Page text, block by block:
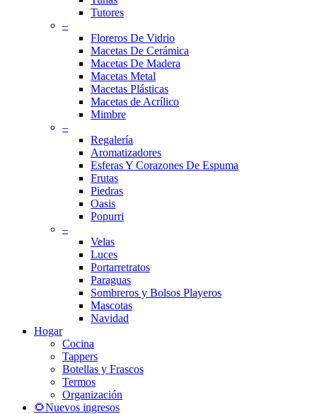
Tutores
–
Floreros De Vidrio
Macetas De Cerámica
Macetas De Madera
Macetas Metal
Macetas Plásticas
Macetas de Acrílico
Mimbre
–
Regalería
Aromatizadores
Esferas Y Corazones De Espuma
Frutas
Piedras
Oasis
Popurri
–
Velas
Luces
Portarretratos
Paraguas
Sombreros y Bolsos Playeros
Mascotas
Navidad
Hogar
Cocina
Tappers
Botellas y Frascos
Termos
Organización
🌻Nuevos ingresos